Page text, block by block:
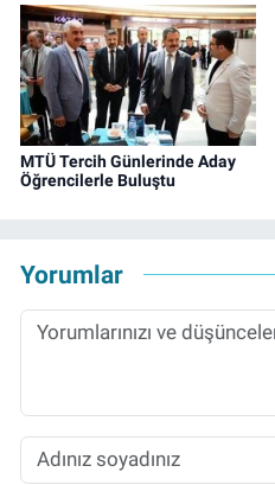
MTÜ Tercih Günlerinde Aday
Öğrencilerle Buluştu
Yorumlar